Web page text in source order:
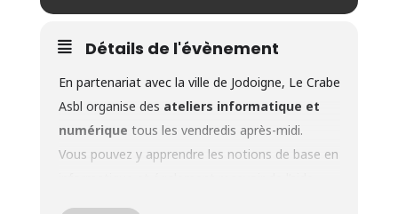
Détails de l'évènement
En partenariat avec la ville de Jodoigne, Le Crabe
Asbl organise des ateliers informatique et
numérique tous les vendredis après-midi.
Vous pouvez y apprendre les notions de base en